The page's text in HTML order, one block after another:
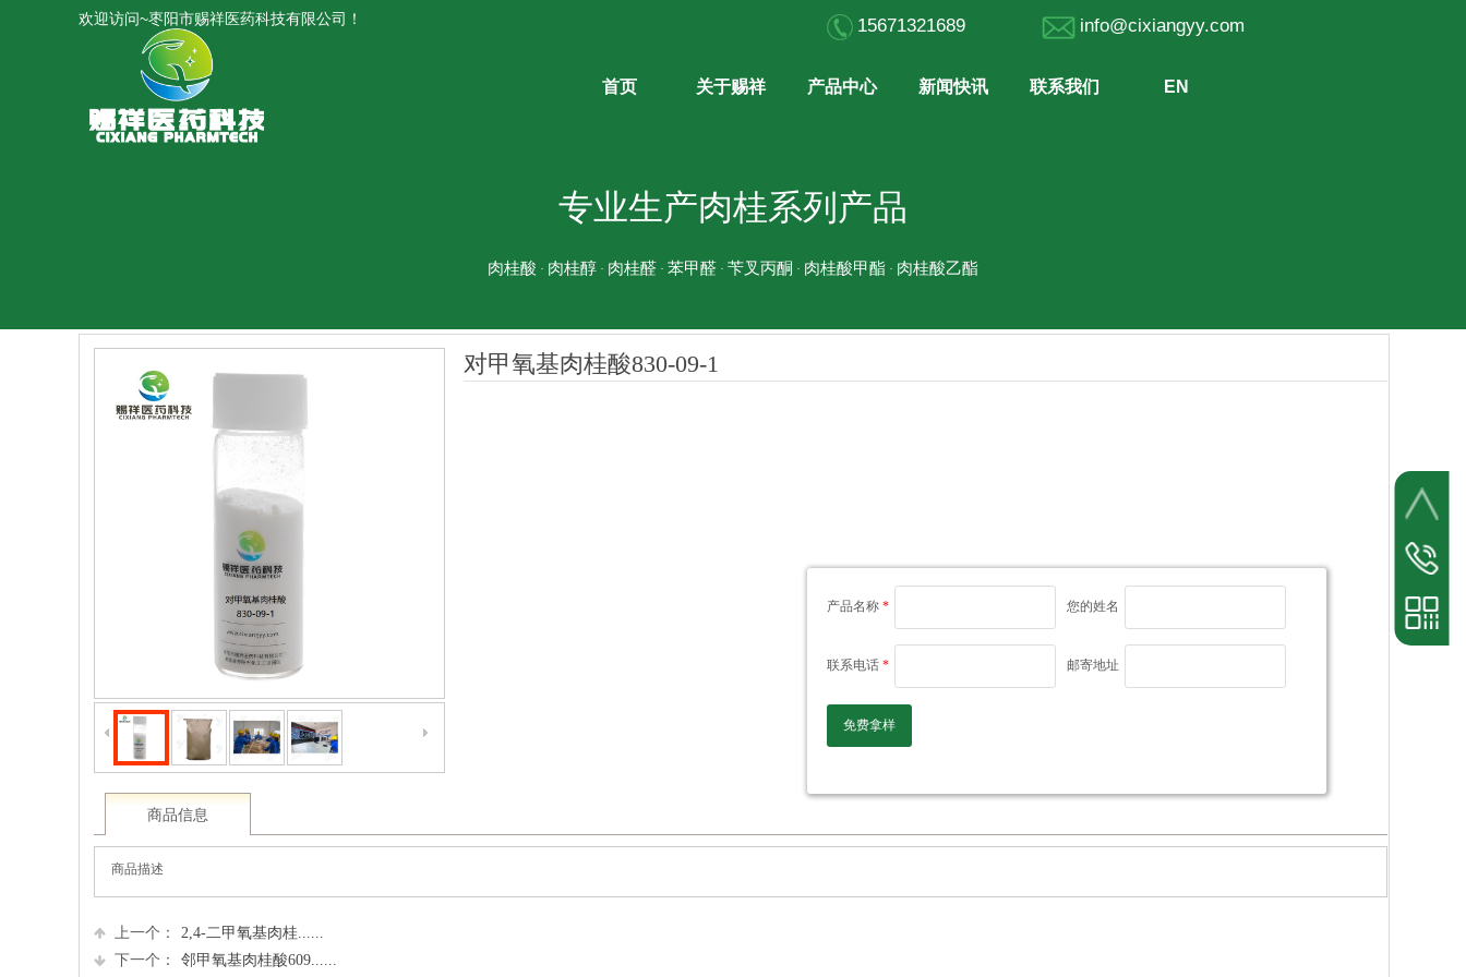
专业生产肉桂系列产品
肉桂酸 · 肉桂醇 · 肉桂醛 · 苯甲醛 · 苄叉丙酮 · 肉桂酸甲酯 · 肉桂酸乙酯
产品名称 * 您的姓名
联系电话 * 邮寄地址
免费拿样
对甲氧基肉桂酸830-09-1
商品信息
商品描述
上一个：
2,4-二甲氧基肉桂......
下一个：
邻甲氧基肉桂酸609......
15671321689 info@cixiangyy.com
欢迎访问~枣阳市赐祥医药科技有限公司！
首页 关于赐祥 产品中心 新闻快讯 联系我们 EN
业务热线